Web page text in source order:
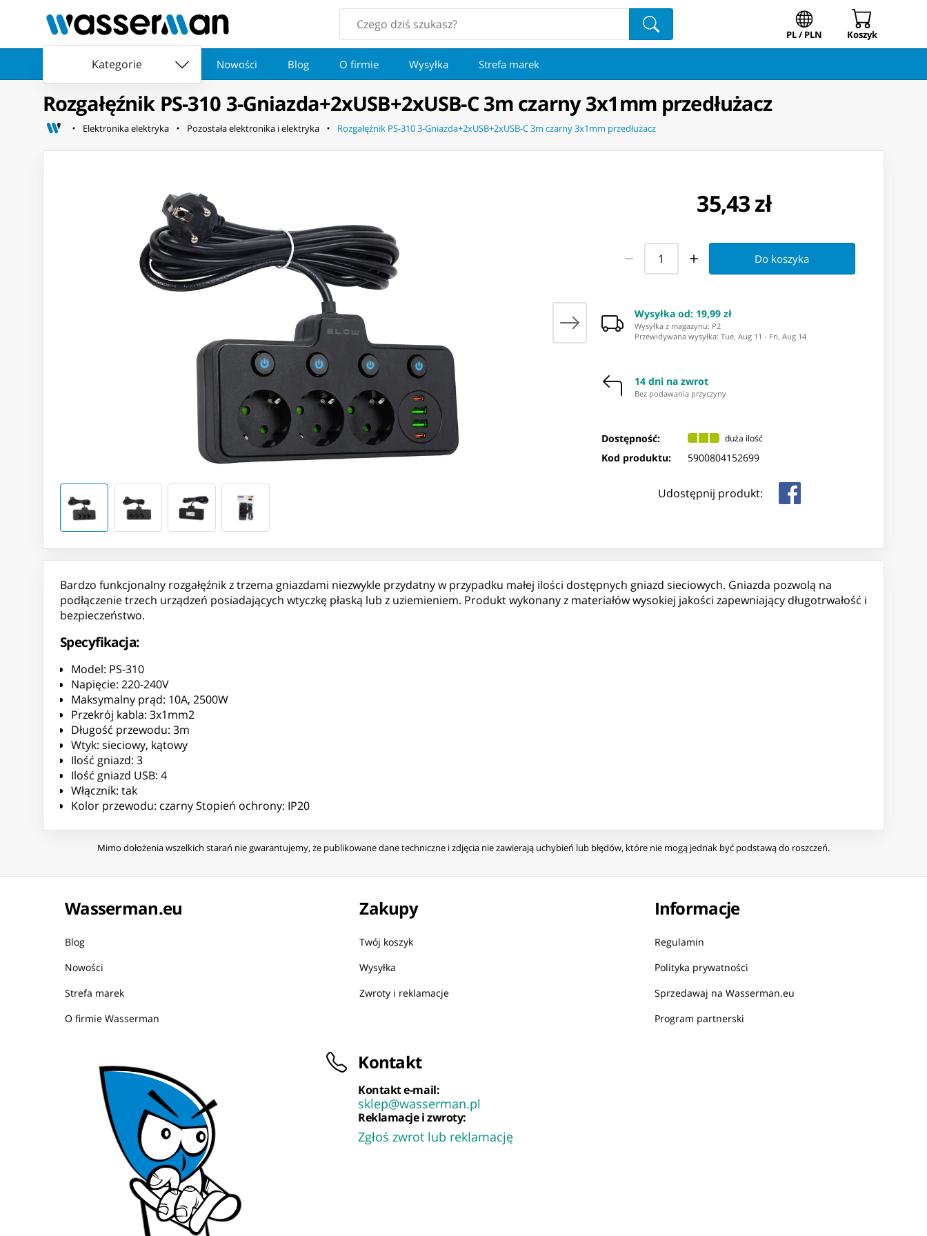
PL / PLN Koszyk
Kategorie Nowości Blog O firmie Wysyłka Strefa marek
Rozgałęźnik PS-310 3-Gniazda+2xUSB+2xUSB-C 3m czarny 3x1mm przedłużacz
Elektronika elektryka Pozostała elektronika i elektryka Rozgałęźnik PS-310 3-Gniazda+2xUSB+2xUSB-C 3m czarny 3x1mm przedłużacz
35,43 zł
Do koszyka
Wysyłka od: 19,99 zł
Wysyłka z magazynu: ⁨P2⁩
Przewidywana wysyłka: Tue, Aug 11 - Fri, Aug 14
14 dni na zwrot
Bez podawania przyczyny
Dostępność: duża ilość
Kod produktu: 5900804152699
Udostępnij produkt:
Bardzo funkcjonalny rozgałęźnik z trzema gniazdami niezwykle przydatny w przypadku małej ilości dostępnych gniazd sieciowych. Gniazda pozwolą na
podłączenie trzech urządzeń posiadających wtyczkę płaską lub z uziemieniem. Produkt wykonany z materiałów wysokiej jakości zapewniający długotrwałość i
bezpieczeństwo.
Specyfikacja:
Model: PS-310
Napięcie: 220-240V
Maksymalny prąd: 10A, 2500W
Przekrój kabla: 3x1mm2
Długość przewodu: 3m
Wtyk: sieciowy, kątowy
Ilość gniazd: 3
Ilość gniazd USB: 4
Włącznik: tak
Kolor przewodu: czarny Stopień ochrony: IP20
Mimo dołożenia wszelkich starań nie gwarantujemy, że publikowane dane techniczne i zdjęcia nie zawierają uchybień lub błędów, które nie mogą jednak być podstawą do roszczeń.
Wasserman.eu
Blog
Nowości
Strefa marek
O firmie Wasserman
Zakupy
Twój koszyk
Wysyłka
Zwroty i reklamacje
Informacje
Regulamin
Polityka prywatności
Sprzedawaj na Wasserman.eu
Program partnerski
Kontakt
Kontakt e-mail:
sklep@wasserman.pl
Reklamacje i zwroty:
Zgłoś zwrot lub reklamację